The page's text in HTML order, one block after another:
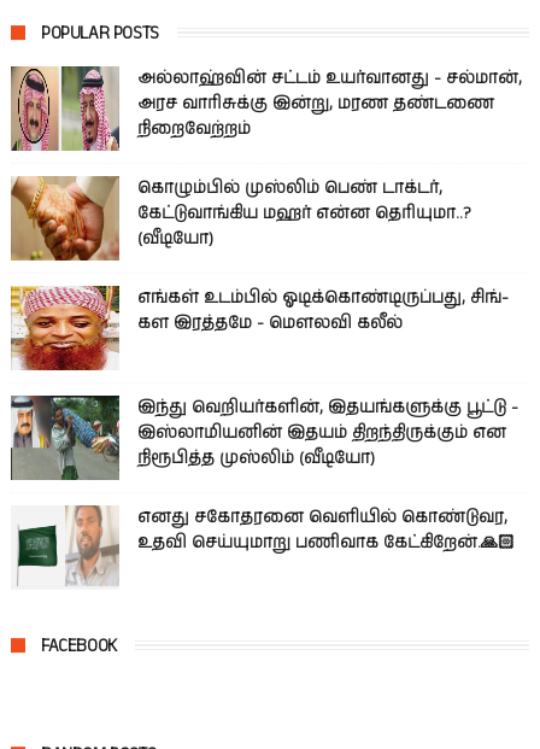
POPULAR POSTS
அல்லாஹ்வின் சட்டம் உயர்வானது - சல்மான்,
அரச வாரிசுக்கு இன்று, மரண தண்டணை
நிறைவேற்றம்
கொழும்பில் முஸ்லிம் பெண் டாக்டர்,
கேட்டுவாங்கிய மஹர் என்ன தெரியுமா..?
(வீடியோ)
எங்கள் உடம்பில் ஓடிக்­கொண்­டி­ருப்­பது, சிங்­
கள இரத்­தமே - மௌலவி கலீல்
இந்து வெறியர்களின், இதயங்களுக்கு பூட்டு -
இஸ்லாமியனின் இதயம் திறந்திருக்கும் என
நிரூபித்த முஸ்லிம் (வீடியோ)
எனது சகோதரனை வெளியில் கொண்டுவர,
உதவி செய்யுமாறு பணிவாக கேட்கிறேன்.🙏🏻
FACEBOOK